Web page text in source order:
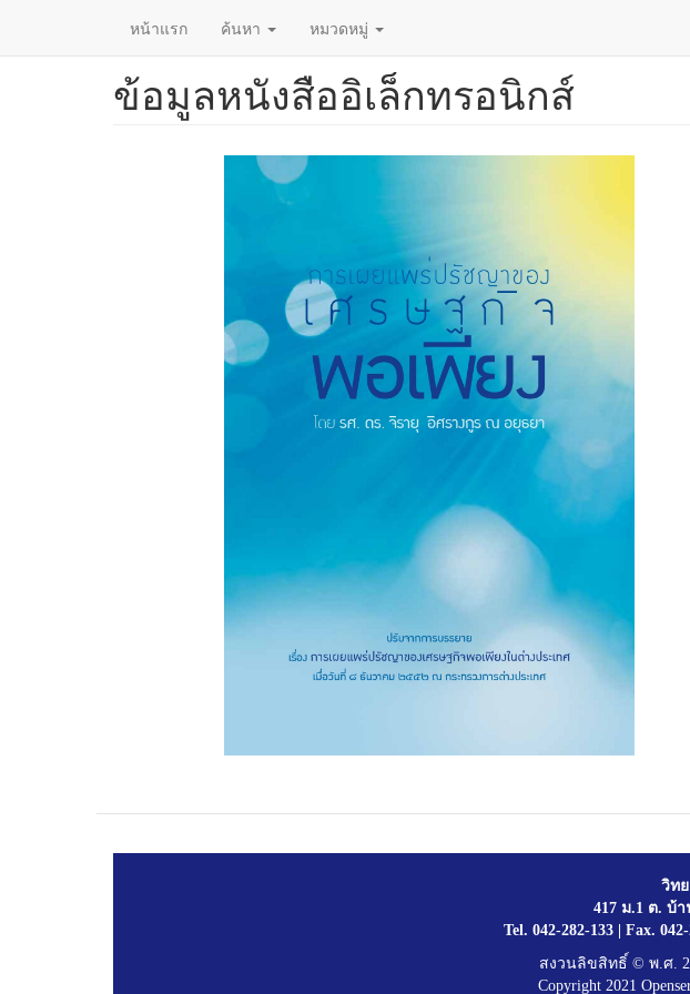
หน้าแรก ค้นหา หมวดหมู่
ข้อมูลหนังสืออิเล็กทรอนิกส์
วิท
417 ม.1 ต. บ้
Tel. 042-282-133 | Fax.
สงวนลิขสิทธิ์ © พ.ศ.
Copyright 2021